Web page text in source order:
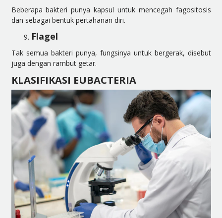
Beberapa bakteri punya kapsul untuk mencegah fagositosis
dan sebagai bentuk pertahanan diri.
Flagel
Tak semua bakteri punya, fungsinya untuk bergerak, disebut
juga dengan rambut getar.
KLASIFIKASI EUBACTERIA